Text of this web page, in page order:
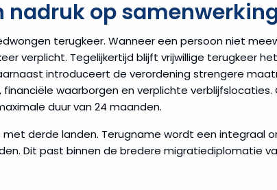
nadruk op
terugkeer. Wanneer een persoon niet
verplicht. Tegelijkertijd blijft vrijwillige terugkeer
introduceert de verordening strengere
waarborgen en verplichte verblijfslocaties.
duur van 24 maanden.
derde landen. Terugname wordt een integraal
Dit past binnen de bredere migratiediplomatie